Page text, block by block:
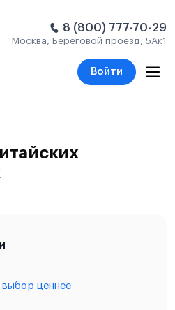
8 (800) 777-70-29
Москва, Береговой проезд, 5Ак1
Войти
выбор ценнее